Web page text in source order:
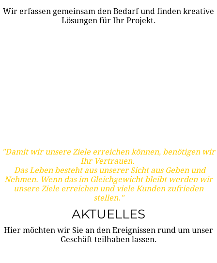
Wir erfassen gemeinsam den Bedarf und finden kreative
Lösungen für Ihr Projekt.
"Damit wir unsere Ziele erreichen können, benötigen wir
Ihr Vertrauen.
Das Leben besteht aus unserer Sicht aus Geben und
Nehmen. Wenn das im Gleichgewicht bleibt werden wir
unsere Ziele erreichen und viele Kunden zufrieden
stellen."
AKTUELLES
Hier möchten wir Sie an den Ereignissen rund um unser
Geschäft teilhaben lassen.